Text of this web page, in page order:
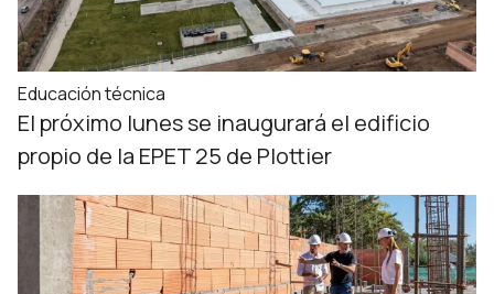
Educación técnica
El próximo lunes se inaugurará el edificio
propio de la EPET 25 de Plottier